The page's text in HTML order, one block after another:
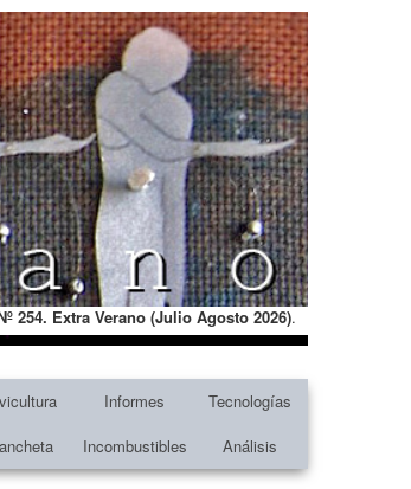
254. Extra Verano (Julio Agosto 2026).
Informes
Tecnologías
Incombustibles Análisis